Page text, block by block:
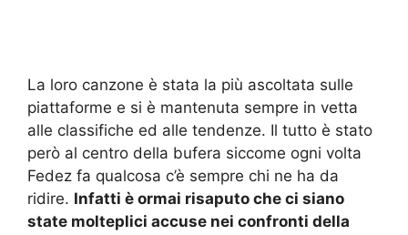
La loro canzone è stata la più ascoltata sulle
piattaforme e si è mantenuta sempre in vetta
alle classifiche ed alle tendenze. Il tutto è stato
però al centro della bufera siccome ogni volta
Fedez fa qualcosa c’è sempre chi ne ha da
ridire. Infatti è ormai risaputo che ci siano
state molteplici accuse nei confronti della